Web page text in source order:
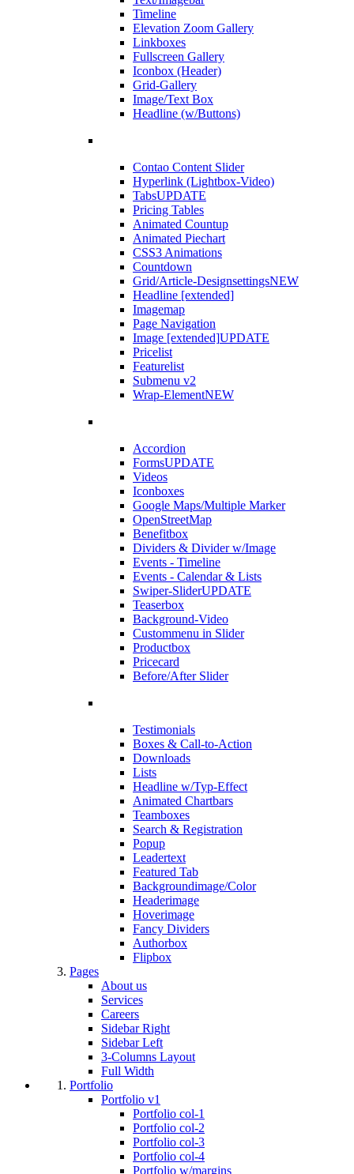
Timeline
Elevation Zoom Gallery
Linkboxes
Fullscreen Gallery
Iconbox (Header)
Grid-Gallery
Image/Text Box
Headline (w/Buttons)
Contao Content Slider
Hyperlink (Lightbox-Video)
TabsUPDATE
Pricing Tables
Animated Countup
Animated Piechart
CSS3 Animations
Countdown
Grid/Article-DesignsettingsNEW
Headline [extended]
Imagemap
Page Navigation
Image [extended]UPDATE
Pricelist
Featurelist
Submenu v2
Wrap-ElementNEW
Accordion
FormsUPDATE
Videos
Iconboxes
Google Maps/Multiple Marker
OpenStreetMap
Benefitbox
Dividers & Divider w/Image
Events - Timeline
Events - Calendar & Lists
Swiper-SliderUPDATE
Teaserbox
Background-Video
Custommenu in Slider
Productbox
Pricecard
Before/After Slider
Testimonials
Boxes & Call-to-Action
Downloads
Lists
Headline w/Typ-Effect
Animated Chartbars
Teamboxes
Search & Registration
Popup
Leadertext
Featured Tab
Backgroundimage/Color
Headerimage
Hoverimage
Fancy Dividers
Authorbox
Flipbox
Pages
About us
Services
Careers
Sidebar Right
Sidebar Left
3-Columns Layout
Full Width
Portfolio
Portfolio v1
Portfolio col-1
Portfolio col-2
Portfolio col-3
Portfolio col-4
Portfolio w/margins